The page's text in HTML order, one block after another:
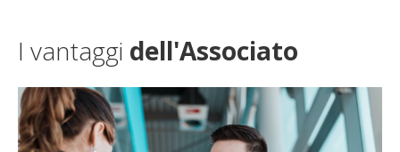
I vantaggi dell'Associato